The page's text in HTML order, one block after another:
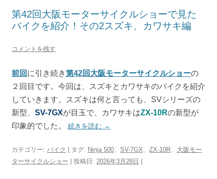
第42回大阪モーターサイクルショーで見た
バイクを紹介！その2スズキ、カワサキ編
コメントを残す
前回 に引き続き第42回大阪モーターサイクルショーの
２回目です。今回は、スズキとカワサキのバイクを紹介
していきます。スズキは何と言っても、SVシリーズの
新型、 SV-7GXが目玉で、カワサキはZX-10Rの新型が
印象的でした。
続きを読む →
カテゴリー: バイク | タグ: Ninja 500 SV-7GX ZX-10R
大阪モー
ターサイクルショー | 投稿日: 2026年3月28日